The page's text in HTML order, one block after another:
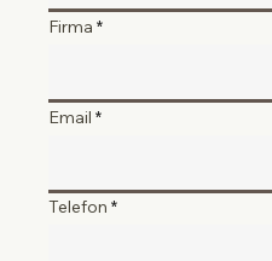
Firma
Email
Telefon